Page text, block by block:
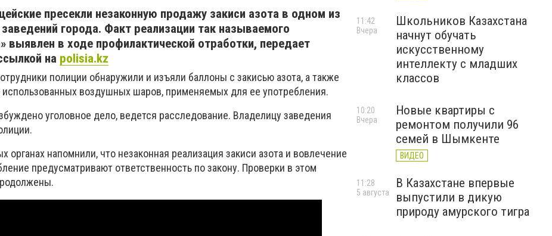
пресекли незаконную продажу закиси азота в одном из
города. Факт реализации так называемого
выявлен в ходе профилактической отработки, передает
на polisia.kz
полиции обнаружили и изъяли баллоны с закисью азота, а также
воздушных шаров, применяемых для ее употребления.
уголовное дело, ведется расследование. Владелицу заведения
органах напомнили, что незаконная реализация закиси азота и вовлечение
предусматривают ответственность по закону. Проверки в этом
Школьников Казахстана
начнут обучать
искусственному
интеллекту с младших
классов
11:42
Вчера
Новые квартиры с
ремонтом получили 96
семей в Шымкенте
ВИДЕО
10:20
Вчера
В Казахстане впервые
выпустили в дикую
природу амурского тигра
11:28
5 августа